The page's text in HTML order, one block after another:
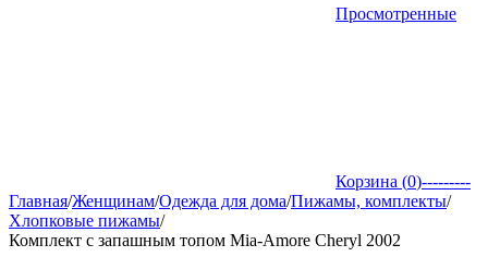
Просмотренные
Корзина (0)---------
Главная/Женщинам/Одежда для дома/Пижамы, комплекты/
Хлопковые пижамы/
Комплект с запашным топом Mia-Amore Cheryl 2002